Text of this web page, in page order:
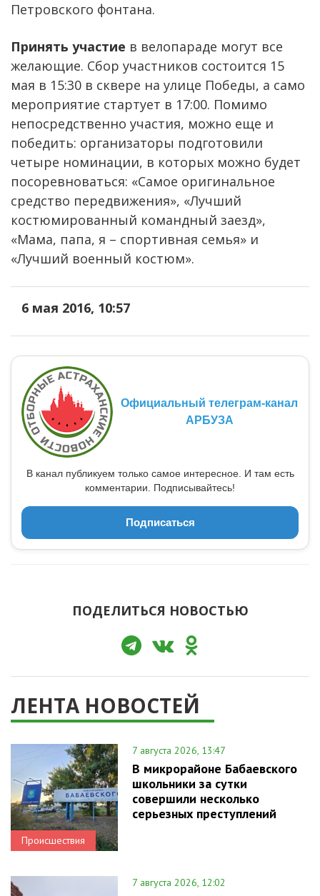
Петровского фонтана.
Принять участие в велопараде могут все
желающие. Сбор участников состоится 15
мая в 15:30 в сквере на улице Победы, а само
мероприятие стартует в 17:00. Помимо
непосредственно участия, можно еще и
победить: организаторы подготовили
четыре номинации, в которых можно будет
посоревноваться: «Самое оригинальное
средство передвижения», «Лучший
костюмированный командный заезд»,
«Мама, папа, я – спортивная семья» и
«Лучший военный костюм».
6 мая 2016, 10:57
Официальный телеграм-канал
АРБУЗА
В канал публикуем только самое интересное. И там есть
комментарии. Подписывайтесь!
Подписаться
ПОДЕЛИТЬСЯ НОВОСТЬЮ
ЛЕНТА НОВОСТЕЙ
Происшествия
7 августа 2026, 13:47
В микрорайоне Бабаевского
школьники за сутки
совершили несколько
серьезных преступлений
7 августа 2026, 12:02